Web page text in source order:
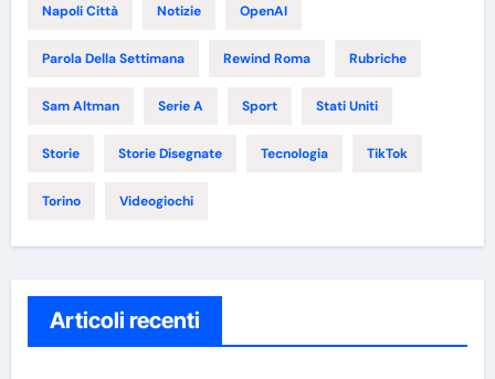
Napoli Città Notizie OpenAI
Parola Della Settimana Rewind Roma Rubriche
Sam Altman Serie A Sport Stati Uniti
Storie Storie Disegnate Tecnologia TikTok
Torino Videogiochi
Articoli recenti